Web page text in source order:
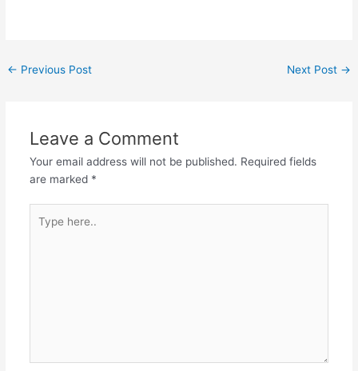
← Previous Post Next Post →
Leave a Comment
Your email address will not be published. Required fields
are marked *
here..